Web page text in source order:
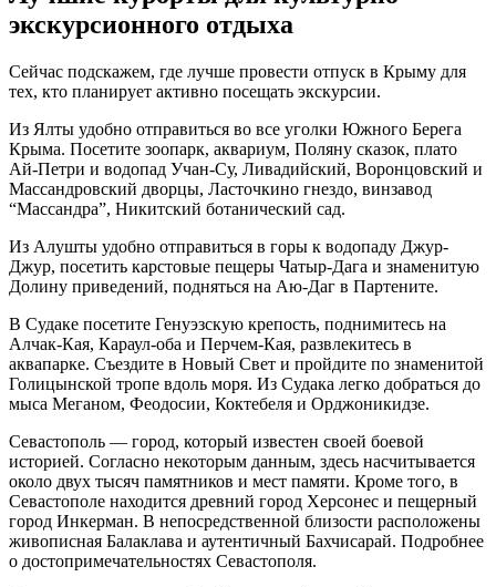
экскурсионного отдыха
Сейчас подскажем, где лучше провести отпуск в Крыму для
тех, кто планирует активно посещать экскурсии.
Из Ялты удобно отправиться во все уголки Южного Берега
Крыма. Посетите зоопарк, аквариум, Поляну сказок, плато
Ай-Петри и водопад Учан-Су, Ливадийский, Воронцовский и
Массандровский дворцы, Ласточкино гнездо, винзавод
“Массандра”, Никитский ботанический сад.
Из Алушты удобно отправиться в горы к водопаду Джур-
Джур, посетить карстовые пещеры Чатыр-Дага и знаменитую
Долину приведений, подняться на Аю-Даг в Партените.
В Судаке посетите Генуэзскую крепость, поднимитесь на
Алчак-Кая, Караул-оба и Перчем-Кая, развлекитесь в
аквапарке. Съездите в Новый Свет и пройдите по знаменитой
Голицынской тропе вдоль моря. Из Судака легко добраться до
мыса Меганом, Феодосии, Коктебеля и Орджоникидзе.
Севастополь — город, который известен своей боевой
историей. Согласно некоторым данным, здесь насчитывается
около двух тысяч памятников и мест памяти. Кроме того, в
Севастополе находится древний город Херсонес и пещерный
город Инкерман. В непосредственной близости расположены
живописная Балаклава и аутентичный Бахчисарай. Подробнее
о достопримечательностях Севастополя.